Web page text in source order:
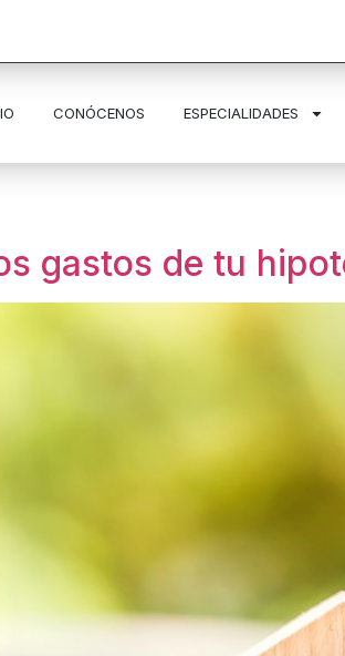
CONÓCENOS ESPECIALIDADES
gastos de tu